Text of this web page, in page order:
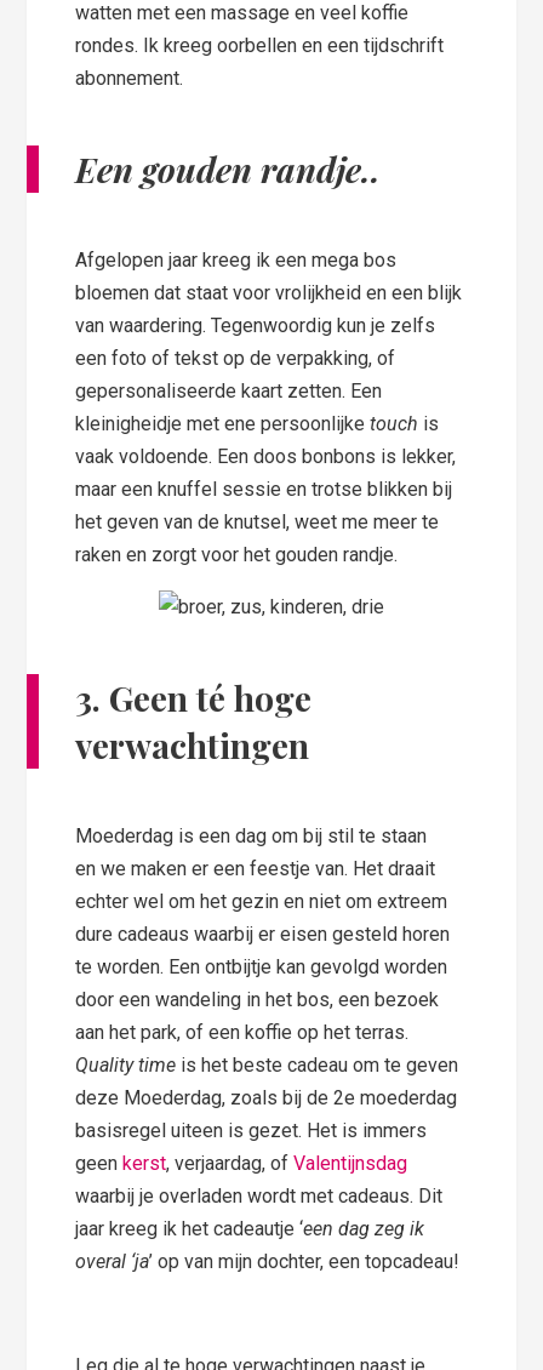
watten met een massage en veel koffie
rondes. Ik kreeg oorbellen en een tijdschrift
abonnement.
Een gouden randje..
Afgelopen jaar kreeg ik een mega bos
bloemen dat staat voor vrolijkheid en een blijk
van waardering. Tegenwoordig kun je zelfs
een foto of tekst op de verpakking, of
gepersonaliseerde kaart zetten. Een
kleinigheidje met ene persoonlijketouch is
vaak voldoende. Een doos bonbons is lekker,
maar een knuffel sessie en trotse blikken bij
het geven van de knutsel, weet me meer te
raken en zorgt voor het gouden randje.
3. Geen té hoge
verwachtingen
Moederdag is een dag om bij stil te staan
en we maken er een feestje van. Het draait
echter wel om het gezin en niet om extreem
dure cadeaus waarbij er eisen gesteld horen
te worden. Een ontbijtje kan gevolgd worden
door een wandeling in het bos, een bezoek
aan het park, of een koffie op het terras.
Quality time is het beste cadeau om te geven
deze Moederdag, zoals bij de 2e moederdag
basisregel uiteen is gezet. Het is immers
geen kerst, verjaardag, ofValentijnsdag
waarbij je overladen wordt met cadeaus. Dit
jaar kreeg ik het cadeautje ‘een dag zeg ik
overal ‘ja’ op van mijn dochter, een topcadeau!